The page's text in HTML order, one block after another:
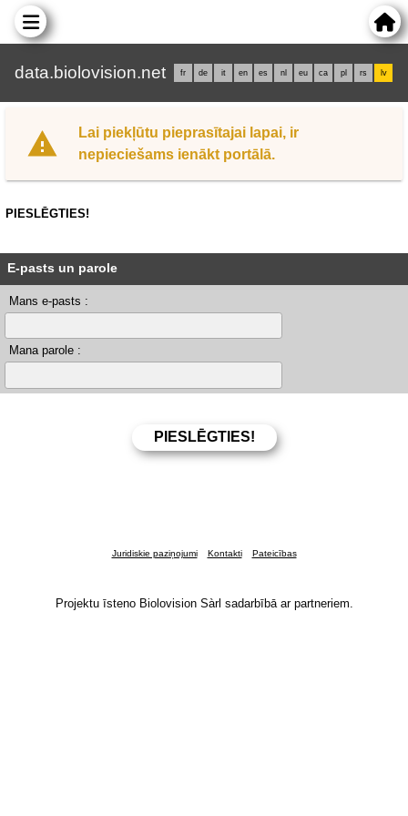
data.biolovision.net fr de it en es nl eu ca pl rs lv
Lai piekļūtu pieprasītajai lapai, ir
nepieciešams ienākt portālā.
PIESLĒGTIES!
E-pasts un parole
Mans e-pasts :
Mana parole :
Juridiskie paziņojumi Kontakti Pateicības
Projektu īsteno Biolovision Sàrl sadarbībā ar partneriem.